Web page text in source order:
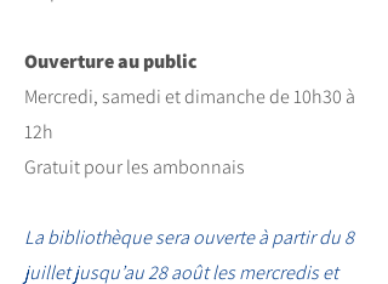
Ouverture au public
Mercredi, samedi et dimanche de 10h30 à
12h
Gratuit pour les ambonnais
La bibliothèque sera ouverte à partir du 8
juillet jusqu’au 28 août les mercredis et